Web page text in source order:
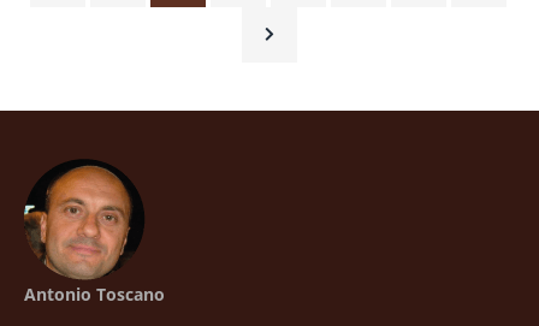
Antonio Toscano